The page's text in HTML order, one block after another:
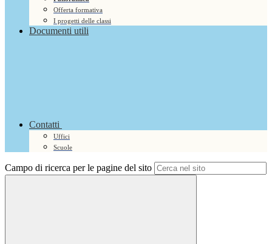
Offerta formativa
I progetti delle classi
Documenti utili
Contatti
Uffici
Scuole
Campo di ricerca per le pagine del sito